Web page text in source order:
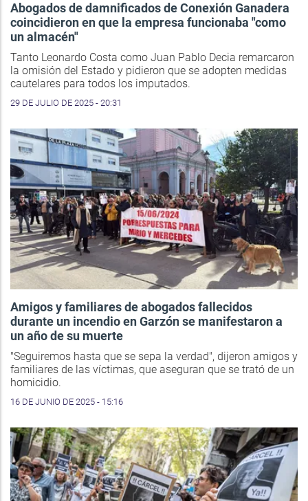
Abogados de damnificados de Conexión Ganadera
coincidieron en que la empresa funcionaba "como
un almacén"
Tanto Leonardo Costa como Juan Pablo Decia remarcaron
la omisión del Estado y pidieron que se adopten medidas
cautelares para todos los imputados.
29 DE JULIO DE 2025 - 20:31
Amigos y familiares de abogados fallecidos
durante un incendio en Garzón se manifestaron a
un año de su muerte
"Seguiremos hasta que se sepa la verdad", dijeron amigos y
familiares de las víctimas, que aseguran que se trató de un
homicidio.
16 DE JUNIO DE 2025 - 15:16